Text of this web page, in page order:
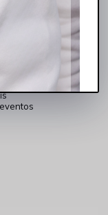
Inverno?
para ajuste